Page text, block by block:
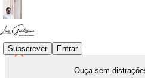
Subscrever Entrar
Ouça sem